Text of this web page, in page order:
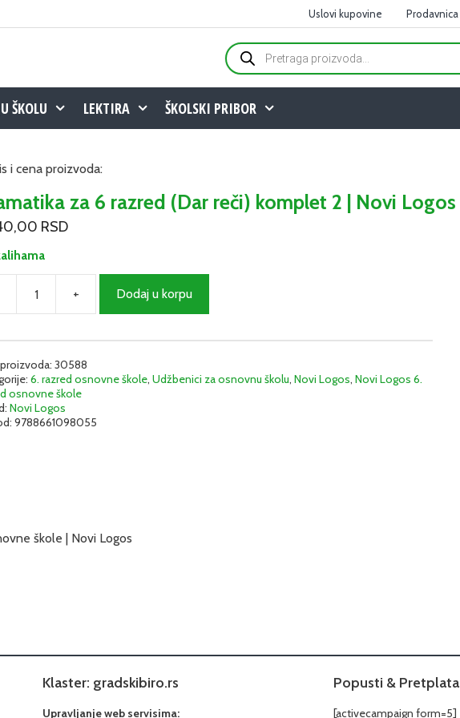
Uslovi kupovine Prodavnica
Products
search
ŠKOLU LEKTIRA ŠKOLSKI PRIBOR
i cena proizvoda:
za 6 razred (Dar reči) komplet 2 | Novi Logos
RSD
+ Dodaj u korpu
30588
6. razred osnovne škole,Udžbenici za osnovnu školu,Novi Logos,Novi Logos 6.
osnovne škole
Novi Logos
9788661098055
škole | Novi Logos
Klaster: gradskibiro.rs
Upravljanje web servisima:
Popusti & Pretplata
[activecampaign form=5]